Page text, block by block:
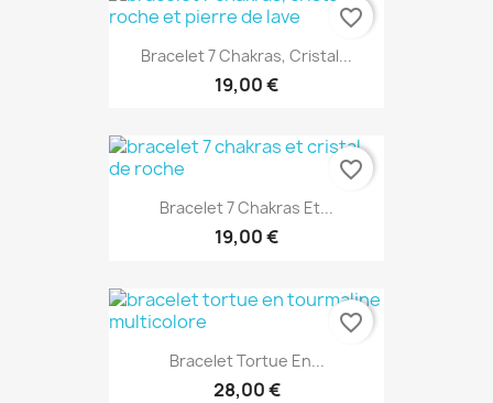
Bracelet 7 Chakras, Cristal...
19,00 €
favorite_border
Bracelet 7 Chakras Et...
19,00 €
favorite_border
Bracelet Tortue En...
28,00 €
favorite_border